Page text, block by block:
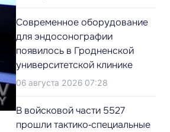
Современное оборудование
для эндосонографии
появилось в Гродненской
университетской клинике
06 августа 2026 07:28
В войсковой части 5527
прошли тактико‑специальные